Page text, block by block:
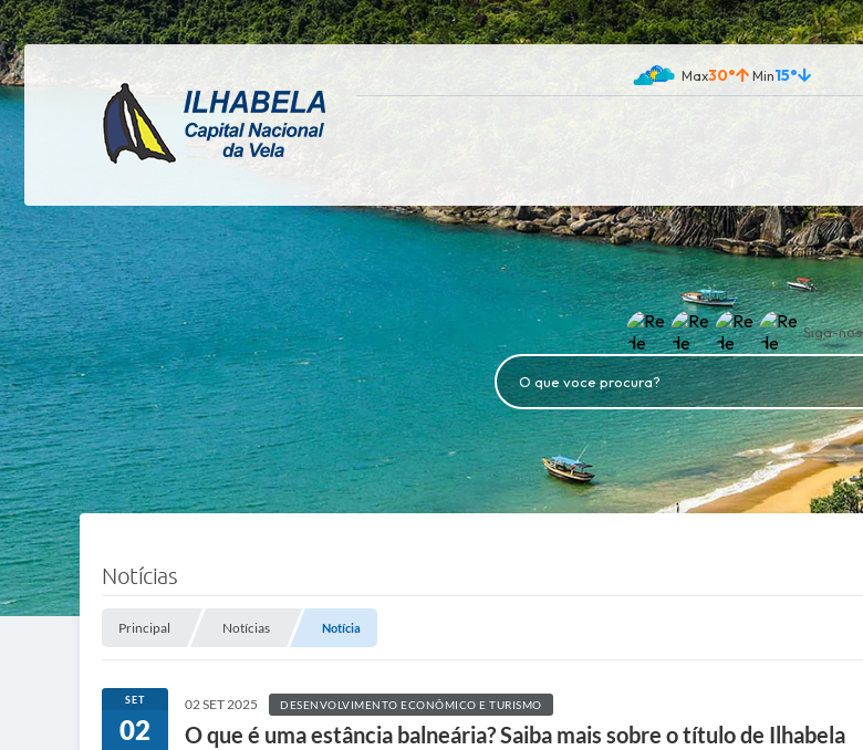
30° 15°
Siga-nos
O que voce procura?
Notícias
Principal Notícias Notícia
SET
02
02 SET 2025 DESENVOLVIMENTO ECONÔMICO E TURISMO
O que é uma estância balneária? Saiba mais sobre o título de Ilhabela